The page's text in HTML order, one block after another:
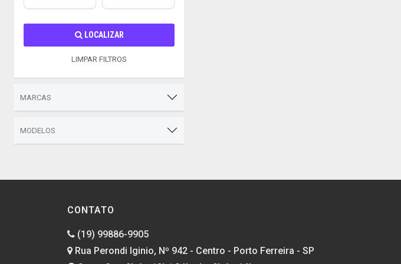
LOCALIZAR
LIMPAR FILTROS
MARCAS
MODELOS
CONTATO
(19) 99886-9905
Rua Perondi Iginio, Nº 942 - Centro - Porto Ferreira - SP